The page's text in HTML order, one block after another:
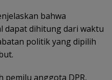
bahwa
dapat dihitung dari waktu
politik yang dipilih
pemilu anggota DPR,